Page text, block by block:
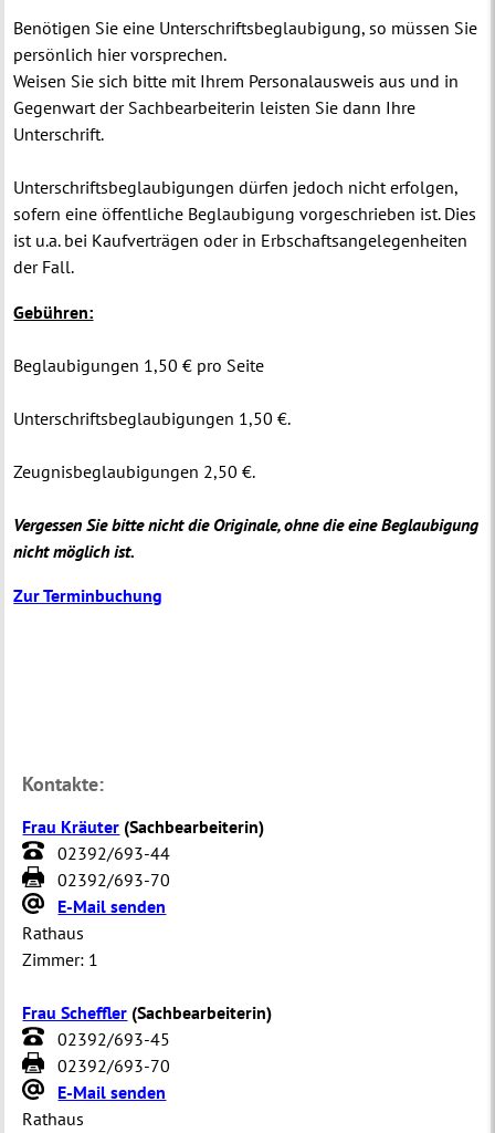
Benötigen Sie eine Unterschriftsbeglaubigung, so müssen Sie
persönlich hier vorsprechen.
Weisen Sie sich bitte mit Ihrem Personalausweis aus und in
Gegenwart der Sachbearbeiterin leisten Sie dann Ihre
Unterschrift.
Unterschriftsbeglaubigungen dürfen jedoch nicht erfolgen,
sofern eine öffentliche Beglaubigung vorgeschrieben ist. Dies
ist u.a. bei Kaufverträgen oder in Erbschaftsangelegenheiten
der Fall.
Gebühren:
Beglaubigungen 1,50 € pro Seite
Unterschriftsbeglaubigungen 1,50 €.
Zeugnisbeglaubigungen 2,50 €.
Vergessen Sie bitte nicht die Originale, ohne die eine Beglaubigung
nicht möglich ist.
Zur Terminbuchung
Kontakte:
Frau Kräuter (Sachbearbeiterin)
02392/693-44
02392/693-70
E-Mail senden
Rathaus
Zimmer: 1
Frau Scheffler (Sachbearbeiterin)
02392/693-45
02392/693-70
E-Mail senden
Rathaus